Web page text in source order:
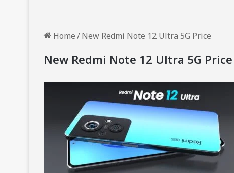
Home/New Redmi Note 12 Ultra 5G Price
New Redmi Note 12 Ultra 5G Price